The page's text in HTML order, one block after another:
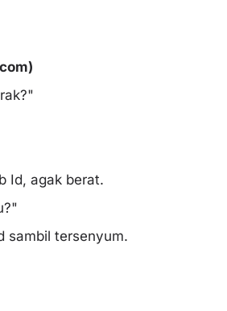
Id, agak berat.
sambil tersenyum.